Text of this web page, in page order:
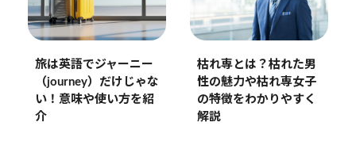
旅は英語でジャーニー
（journey）だけじゃな
い！意味や使い方を紹
介
枯れ専とは？枯れた男
性の魅力や枯れ専女子
の特徴をわかりやすく
解説